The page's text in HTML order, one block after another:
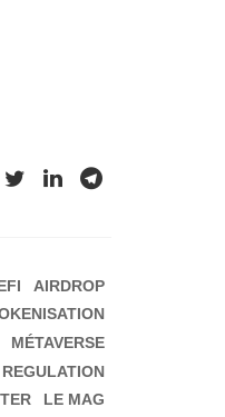
AIRDROP
MÉTAVERSE
REGULATION
LE MAG